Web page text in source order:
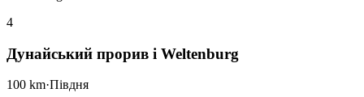
4
Дунайський прорив і Weltenburg
100 km·Півдня